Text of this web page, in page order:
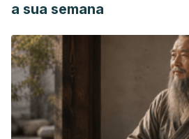
a sua semana